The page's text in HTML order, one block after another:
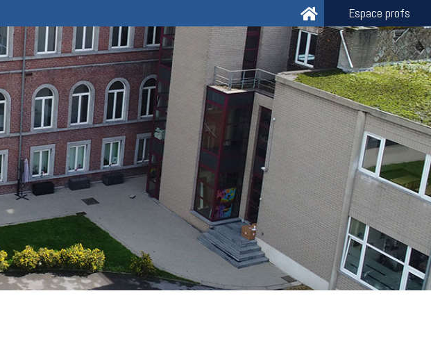
Espace profs